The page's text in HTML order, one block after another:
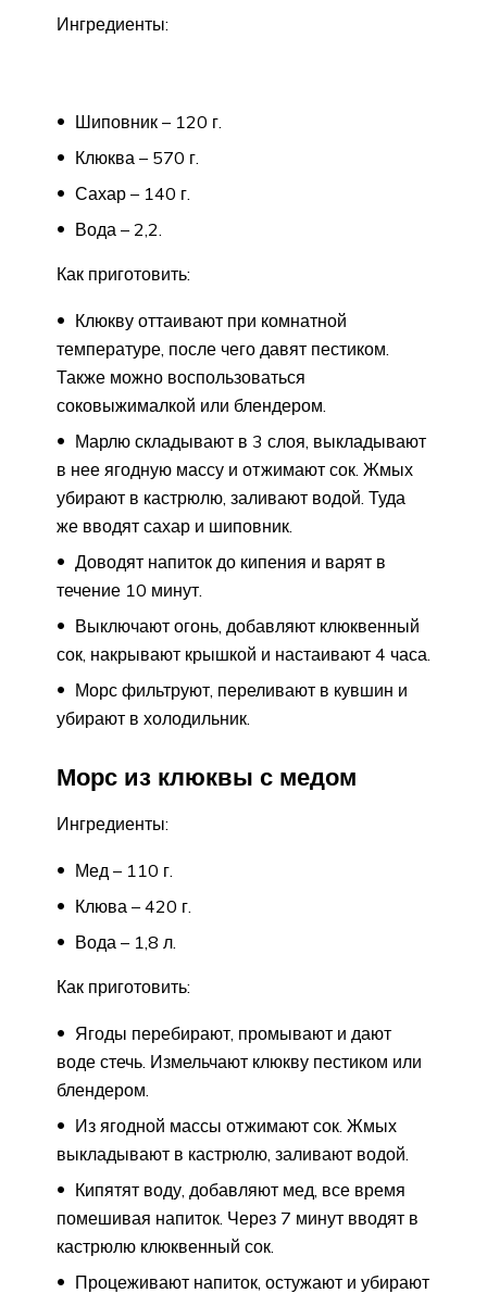
Ингредиенты:
Шиповник – 120 г.
Клюква – 570 г.
Сахар – 140 г.
Вода – 2,2.
Как приготовить:
Клюкву оттаивают при комнатной
температуре, после чего давят пестиком.
Также можно воспользоваться
соковыжималкой или блендером.
Марлю складывают в 3 слоя, выкладывают
в нее ягодную массу и отжимают сок. Жмых
убирают в кастрюлю, заливают водой. Туда
же вводят сахар и шиповник.
Доводят напиток до кипения и варят в
течение 10 минут.
Выключают огонь, добавляют клюквенный
сок, накрывают крышкой и настаивают 4 часа.
Морс фильтруют, переливают в кувшин и
убирают в холодильник.
Морс из клюквы с медом
Ингредиенты:
Мед – 110 г.
Клюва – 420 г.
Вода – 1,8 л.
Как приготовить:
Ягоды перебирают, промывают и дают
воде стечь. Измельчают клюкву пестиком или
блендером.
Из ягодной массы отжимают сок. Жмых
выкладывают в кастрюлю, заливают водой.
Кипятят воду, добавляют мед, все время
помешивая напиток. Через 7 минут вводят в
кастрюлю клюквенный сок.
Процеживают напиток, остужают и убирают